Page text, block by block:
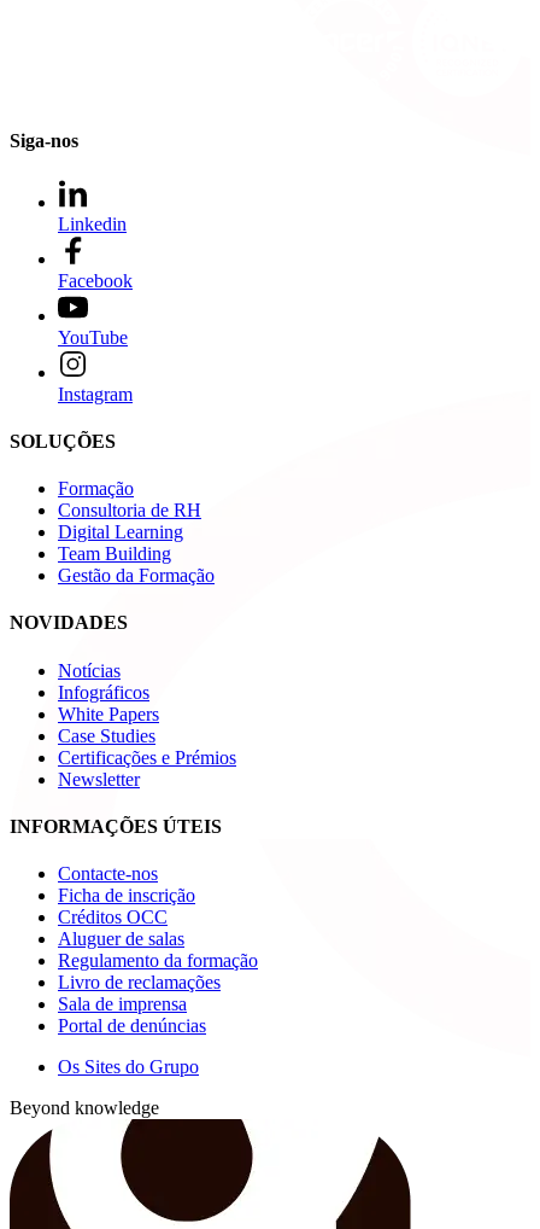
Siga-nos
Linkedin
Facebook
YouTube
Instagram
SOLUÇÕES
Formação
Consultoria de RH
Digital Learning
Team Building
Gestão da Formação
NOVIDADES
Notícias
Infográficos
White Papers
Case Studies
Certificações e Prémios
Newsletter
INFORMAÇÕES ÚTEIS
Contacte-nos
Ficha de inscrição
Créditos OCC
Aluguer de salas
Regulamento da formação
Livro de reclamações
Sala de imprensa
Portal de denúncias
Os Sites do Grupo
Beyond knowledge